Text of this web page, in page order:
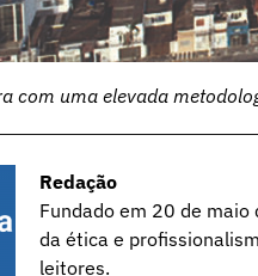
com uma elevada
Redação
Fundado em 20 de
da ética e
leitores.